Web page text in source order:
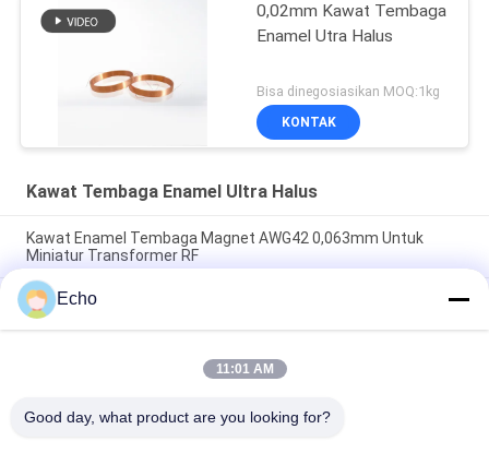
0,02mm Kawat Tembaga
Enamel Utra Halus
Bisa dinegosiasikan MOQ:1kg
KONTAK
Kawat Tembaga Enamel Ultra Halus
Kawat Enamel Tembaga Magnet AWG42 0,063mm Untuk
Miniatur Transformer RF
Kawat Tembaga Bulat Berenamel Poliuretan 0,06Mm
155°C/180°C untuk Padatan Terisolasi Tembaga Kemurnian
Tinggi
Kawat Magnet Tembaga Berenamel 0,032mm Untuk Sensor
Echo
11:01 AM
Good day, what product are you looking for?